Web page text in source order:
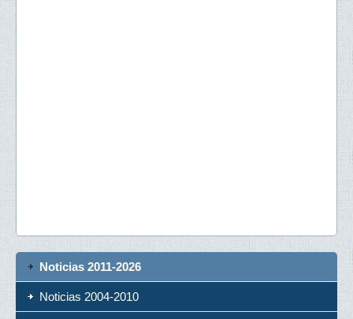
Noticias 2011-2026
Noticias 2004-2010